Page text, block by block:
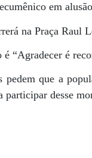
em
na Praça Raul
é “Agradecer é
pedem que a
participar desse